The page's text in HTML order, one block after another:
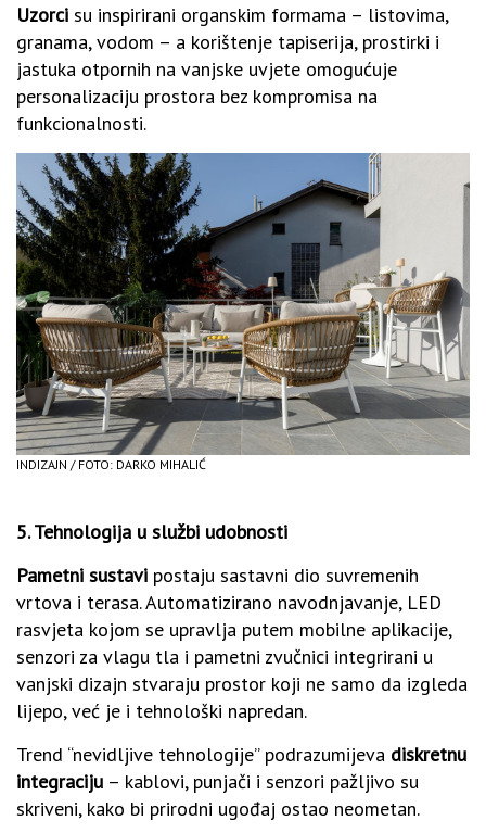
Uzorci su inspirirani organskim formama – listovima,
granama, vodom – a korištenje tapiserija, prostirki i
jastuka otpornih na vanjske uvjete omogućuje
personalizaciju prostora bez kompromisa na
funkcionalnosti.
INDIZAJN / FOTO: DARKO MIHALIĆ
5.Tehnologija u službi udobnosti
Pametni sustavi postaju sastavni dio suvremenih
vrtova i terasa. Automatizirano navodnjavanje, LED
rasvjeta kojom se upravlja putem mobilne aplikacije,
senzori za vlagu tla i pametni zvučnici integrirani u
vanjski dizajn stvaraju prostor koji ne samo da izgleda
lijepo, već je i tehnološki napredan.
Trend “nevidljive tehnologije” podrazumijeva diskretnu
integraciju – kablovi, punjači i senzori pažljivo su
skriveni, kako bi prirodni ugođaj ostao neometan.